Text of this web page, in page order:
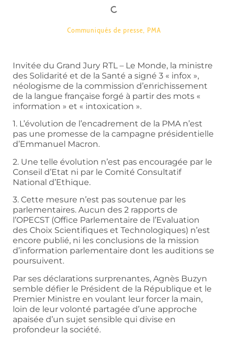
Communiqués de presse, PMA
Invitée du Grand Jury RTL – Le Monde, la ministre
des Solidarité et de la Santé a signé 3 « infox »,
néologisme de la commission d’enrichissement
de la langue française forgé à partir des mots «
information » et « intoxication ».
1. L’évolution de l’encadrement de la PMA n’est
pas une promesse de la campagne présidentielle
d’Emmanuel Macron.
2. Une telle évolution n’est pas encouragée par le
Conseil d’Etat ni par le Comité Consultatif
National d’Ethique.
3. Cette mesure n’est pas soutenue par les
parlementaires. Aucun des 2 rapports de
l’OPECST (Office Parlementaire de l’Evaluation
des Choix Scientifiques et Technologiques) n’est
encore publié, ni les conclusions de la mission
d’information parlementaire dont les auditions se
poursuivent.
Par ses déclarations surprenantes, Agnès Buzyn
semble défier le Président de la République et le
Premier Ministre en voulant leur forcer la main,
loin de leur volonté partagée d’une approche
apaisée d’un sujet sensible qui divise en
profondeur la société.